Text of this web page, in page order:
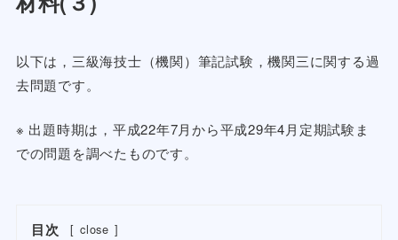
以下は，三級海技士（機関）筆記試験，機関三に関する過
去問題です。
※ 出題時期は，平成22年7月から平成29年4月定期試験ま
での問題を調べたものです。
目次 [ close ]